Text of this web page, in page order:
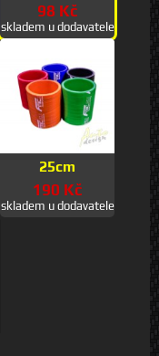
98 Kč
skladem u dodavatele
25cm
190 Kč
skladem u dodavatele